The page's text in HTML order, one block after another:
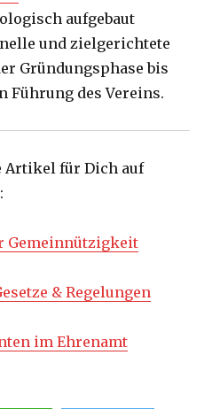
aufgebaut
und zielgerichtete
Gründungsphase bis
des Vereins.
Artikel für Dich auf
Gemeinnützigkeit
& Regelungen
im Ehrenamt